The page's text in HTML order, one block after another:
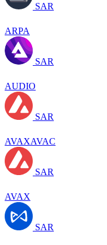
SAR
ARPA
SAR
AUDIO
SAR
AVAXAVAC
SAR
AVAX
SAR